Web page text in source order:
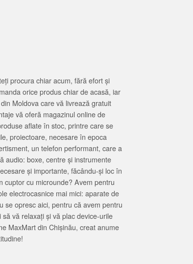
procura chiar acum, fără efort și
orice produs chiar de acasă, iar
Moldova care vă livrează gratuit
vă oferă magazinul online de
aflate în stoc, printre care se
proiectoare, necesare în epoca
un telefon performant, care a
audio: boxe, centre și instrumente
și importante, făcându-și loc în
cuptor cu microunde? Avem pentru
electrocasnice mai mici: aparate de
se opresc aici, pentru că avem pentru
vă relaxați și vă plac device-urile
MaxMart din Chișinău, creat anume